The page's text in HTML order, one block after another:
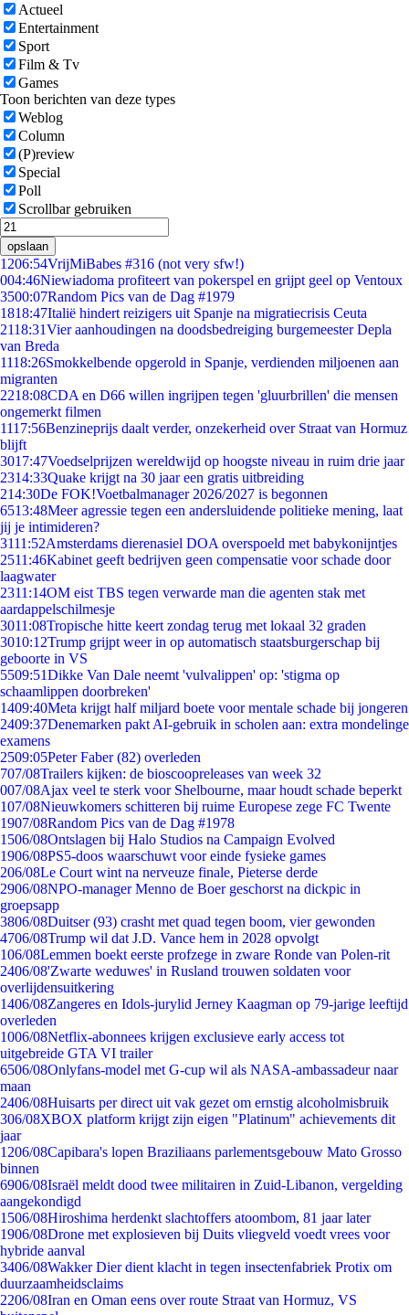
Actueel
Entertainment
Sport
Film & Tv
Games
Toon berichten van deze types
Weblog
Column
(P)review
Special
Poll
Scrollbar gebruiken
opslaan
1206:54VrijMiBabes #316 (not very sfw!)
004:46Niewiadoma profiteert van pokerspel en grijpt geel op Ventoux
3500:07Random Pics van de Dag #1979
1818:47Italië hindert reizigers uit Spanje na migratiecrisis Ceuta
2118:31Vier aanhoudingen na doodsbedreiging burgemeester Depla
van Breda
1118:26Smokkelbende opgerold in Spanje, verdienden miljoenen aan
migranten
2218:08CDA en D66 willen ingrijpen tegen 'gluurbrillen' die mensen
ongemerkt filmen
1117:56Benzineprijs daalt verder, onzekerheid over Straat van Hormuz
blijft
3017:47Voedselprijzen wereldwijd op hoogste niveau in ruim drie jaar
2314:33Quake krijgt na 30 jaar een gratis uitbreiding
214:30De FOK!Voetbalmanager 2026/2027 is begonnen
6513:48Meer agressie tegen een andersluidende politieke mening, laat
jij je intimideren?
3111:52Amsterdams dierenasiel DOA overspoeld met babykonijntjes
2511:46Kabinet geeft bedrijven geen compensatie voor schade door
laagwater
2311:14OM eist TBS tegen verwarde man die agenten stak met
aardappelschilmesje
3011:08Tropische hitte keert zondag terug met lokaal 32 graden
3010:12Trump grijpt weer in op automatisch staatsburgerschap bij
geboorte in VS
5509:51Dikke Van Dale neemt 'vulvalippen' op: 'stigma op
schaamlippen doorbreken'
1409:40Meta krijgt half miljard boete voor mentale schade bij jongeren
2409:37Denemarken pakt AI-gebruik in scholen aan: extra mondelinge
examens
2509:05Peter Faber (82) overleden
707/08Trailers kijken: de bioscoopreleases van week 32
007/08Ajax veel te sterk voor Shelbourne, maar houdt schade beperkt
107/08Nieuwkomers schitteren bij ruime Europese zege FC Twente
1907/08Random Pics van de Dag #1978
1506/08Ontslagen bij Halo Studios na Campaign Evolved
1906/08PS5-doos waarschuwt voor einde fysieke games
206/08Le Court wint na nerveuze finale, Pieterse derde
2906/08NPO-manager Menno de Boer geschorst na dickpic in
groepsapp
3806/08Duitser (93) crasht met quad tegen boom, vier gewonden
4706/08Trump wil dat J.D. Vance hem in 2028 opvolgt
106/08Lemmen boekt eerste profzege in zware Ronde van Polen-rit
2406/08'Zwarte weduwes' in Rusland trouwen soldaten voor
overlijdensuitkering
1406/08Zangeres en Idols-jurylid Jerney Kaagman op 79-jarige leeftijd
overleden
1006/08Netflix-abonnees krijgen exclusieve early access tot
uitgebreide GTA VI trailer
6506/08Onlyfans-model met G-cup wil als NASA-ambassadeur naar
maan
2406/08Huisarts per direct uit vak gezet om ernstig alcoholmisbruik
306/08XBOX platform krijgt zijn eigen "Platinum" achievements dit
jaar
1206/08Capibara's lopen Braziliaans parlementsgebouw Mato Grosso
binnen
6906/08Israël meldt dood twee militairen in Zuid-Libanon, vergelding
aangekondigd
1506/08Hiroshima herdenkt slachtoffers atoombom, 81 jaar later
1906/08Drone met explosieven bij Duits vliegveld voedt vrees voor
hybride aanval
3406/08Wakker Dier dient klacht in tegen insectenfabriek Protix om
duurzaamheidsclaims
2206/08Iran en Oman eens over route Straat van Hormuz, VS